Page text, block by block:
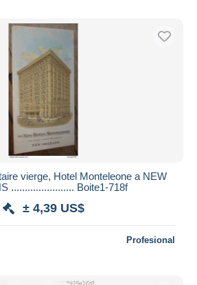
vierge, Hotel Monteleone a NEW
....................... Boite1-718f
± 4,39 US$
Profesional